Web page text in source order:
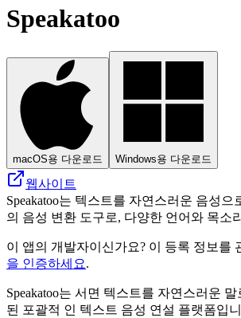
Speakatoo
macOS용 다운로드 Windows용 다운로드
웹사이트
Speakatoo는 텍스트를 자연스러운 음성
의 음성 변환 도구로, 다양한 언어와 목소
이 앱의 개발자이신가요? 이 등록 정보를
을 인증하세요.
Speakatoo는 서면 텍스트를 자연스러운
된 포괄적 인 텍스트 음성 연설 플랫폼입